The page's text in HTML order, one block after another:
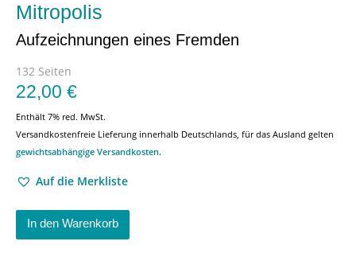
Mitropolis
Aufzeichnungen eines Fremden
132 Seiten
22,00 €
Enthält 7% red. MwSt.
Versandkostenfreie Lieferung innerhalb Deutschlands, für das Ausland gelten
gewichtsabhängige Versandkosten.
Auf die Merkliste
In den Warenkorb